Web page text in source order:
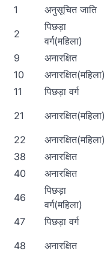
1
अनुसूचित जाति
2
पिछड़ा
वर्ग(महिला)
9
अनारक्षित
10
अनारक्षित(महिला)
11
पिछड़ा वर्ग
21
अनारक्षित(महिला)
22
अनारक्षित(महिला)
38
अनारक्षित
40
अनारक्षित
46
पिछड़ा
वर्ग(महिला)
47
पिछड़ा वर्ग
48
अनारक्षित